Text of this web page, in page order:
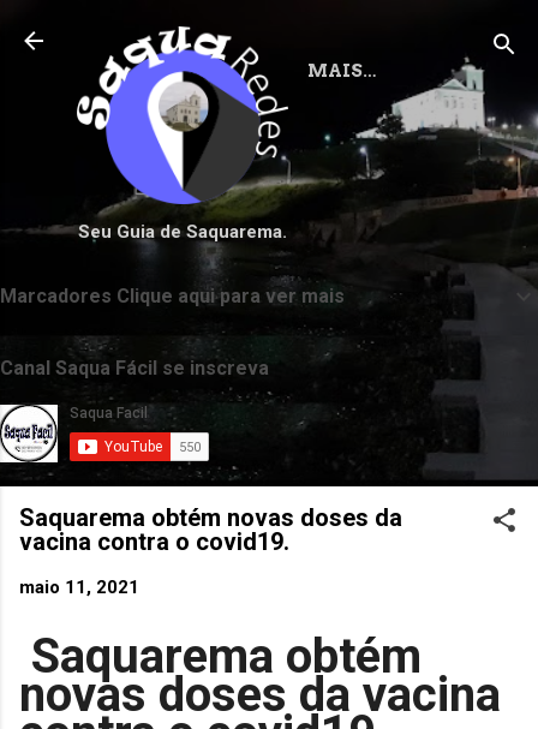
Pular para o conteúdo principal
Seu Guia de Saquarema.
MAIS…
Marcadores Clique aqui para ver mais
Canal Saqua Fácil se inscreva
Saquarema obtém novas doses da
vacina contra o covid19.
maio 11, 2021
Saquarema obtém
novas doses da vacina